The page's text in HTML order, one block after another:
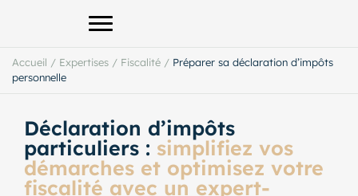
Afficher le menu principal
Accueil / Expertises / Fiscalité / Préparer sa déclaration d’impôts
personnelle
Déclaration d’impôts
particuliers : simplifiez vos
démarches et optimisez votre
fiscalité avec un expert-